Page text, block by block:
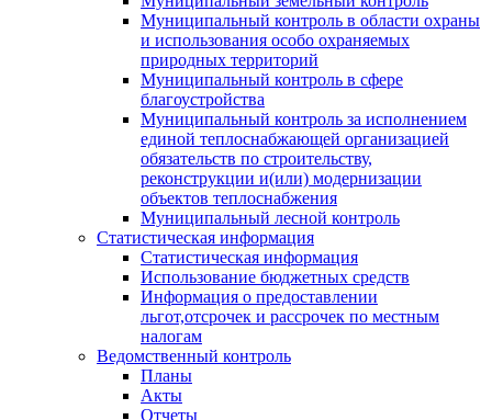
Муниципальный контроль в области охраны
и использования особо охраняемых
природных территорий
Муниципальный контроль в сфере
благоустройства
Муниципальный контроль за исполнением
единой теплоснабжающей организацией
обязательств по строительству,
реконструкции и(или) модернизации
объектов теплоснабжения
Муниципальный лесной контроль
Статистическая информация
Статистическая информация
Использование бюджетных средств
Информация о предоставлении
льгот,отсрочек и рассрочек по местным
налогам
Ведомственный контроль
Планы
Акты
Отчеты